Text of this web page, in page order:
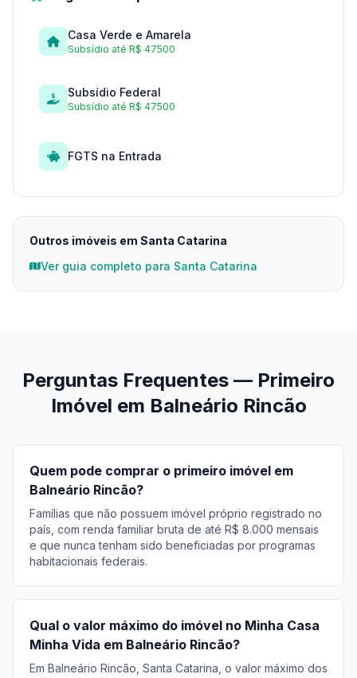
Casa Verde e Amarela
Subsídio até R$ 47500
Subsídio Federal
Subsídio até R$ 47500
FGTS na Entrada
Outros imóveis em Santa Catarina
Ver guia completo para Santa Catarina
Perguntas Frequentes — Primeiro
Imóvel em Balneário Rincão
Quem pode comprar o primeiro imóvel em
Balneário Rincão?
Famílias que não possuem imóvel próprio registrado no
país, com renda familiar bruta de até R$ 8.000 mensais
e que nunca tenham sido beneficiadas por programas
habitacionais federais.
Qual o valor máximo do imóvel no Minha Casa
Minha Vida em Balneário Rincão?
Em Balneário Rincão, Santa Catarina, o valor máximo dos